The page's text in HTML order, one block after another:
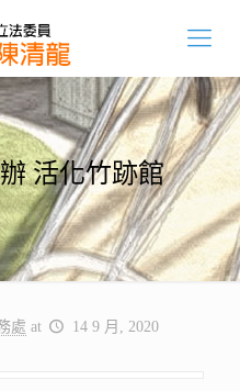
活化竹跡館
處 at 14 9 月, 2020